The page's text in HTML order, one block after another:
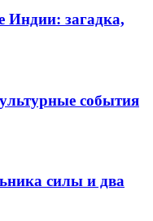
Индии: загадка,
события
силы и два